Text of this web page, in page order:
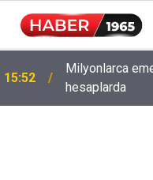
15:52
Milyonlarca
hesaplarda